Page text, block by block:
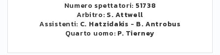
Numero spettatori: 51738
Arbitro: S. Attwell
Assistenti: C. Hatzidakis - B. Antrobus
Quarto uomo: P. Tierney